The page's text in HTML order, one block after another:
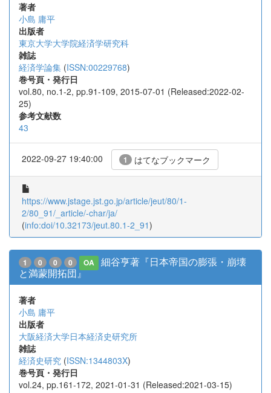
著者
小島 庸平
出版者
東京大学大学院経済学研究科
雑誌
経済学論集 (ISSN:00229768)
巻号頁・発行日
vol.80, no.1-2, pp.91-109, 2015-07-01 (Released:2022-02-
25)
参考文献数
43
2022-09-27 19:40:00 1 はてなブックマーク
https://www.jstage.jst.go.jp/article/jeut/80/1-
2/80_91/_article/-char/ja/
(info:doi/10.32173/jeut.80.1-2_91)
1 0 0 0 OA
細谷亨著『日本帝国の膨張・崩壊
と満蒙開拓団』
著者
小島 庸平
出版者
大阪経済大学日本経済史研究所
雑誌
経済史研究 (ISSN:1344803X)
巻号頁・発行日
vol.24, pp.161-172, 2021-01-31 (Released:2021-03-15)